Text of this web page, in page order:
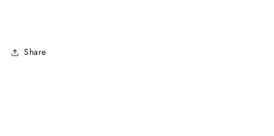
Share